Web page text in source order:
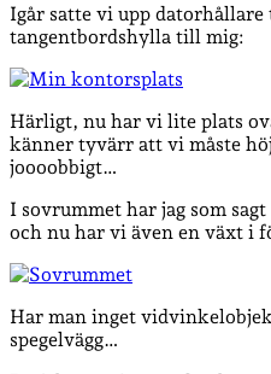
Igår satte vi upp datorhållare
tangentbordshylla till mig:
Härligt, nu har vi lite plats
känner tyvärr att vi måste
joooobbigt…
I sovrummet har jag som
och nu har vi även en växt i
Har man inget
spegelvägg…